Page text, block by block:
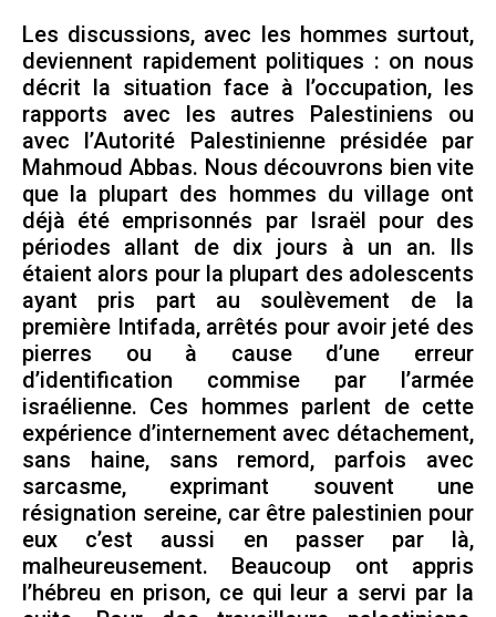
Les discussions, avec les hommes surtout,
deviennent rapidement politiques : on nous
décrit la situation face à l’occupation, les
rapports avec les autres Palestiniens ou
avec l’Autorité Palestinienne présidée par
Mahmoud Abbas. Nous découvrons bien vite
que la plupart des hommes du village ont
déjà été emprisonnés par Israël pour des
périodes allant de dix jours à un an. Ils
étaient alors pour la plupart des adolescents
ayant pris part au soulèvement de la
première Intifada, arrêtés pour avoir jeté des
pierres ou à cause d’une erreur
d’identification commise par l’armée
israélienne. Ces hommes parlent de cette
expérience d’internement avec détachement,
sans haine, sans remord, parfois avec
sarcasme, exprimant souvent une
résignation sereine, car être palestinien pour
eux c’est aussi en passer par là,
malheureusement. Beaucoup ont appris
l’hébreu en prison, ce qui leur a servi par la